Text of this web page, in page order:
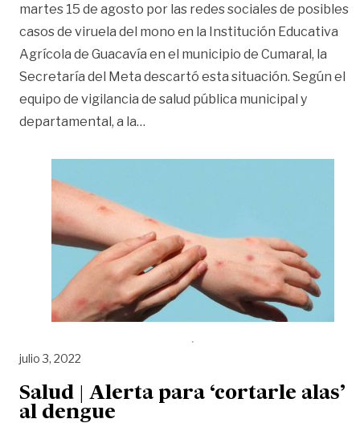
martes 15 de agosto por las redes sociales de posibles
casos de viruela del mono en la Institución Educativa
Agrícola de Guacavía en el municipio de Cumaral, la
Secretaría del Meta descartó esta situación. Según el
equipo de vigilancia de salud pública municipal y
departamental, a la…
julio 3, 2022
Salud | Alerta para ‘cortarle alas’
al dengue